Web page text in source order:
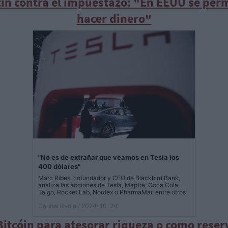
hacer dinero"
"No es de extrañar que veamos en Tesla los
400 dólares"
Marc Ribes, cofundador y CEO de Blackbird Bank,
analiza las acciones de Tesla, Mapfre, Coca Cola,
Talgo, Rocket Lab, Nordex o PharmaMar, entre otros
Capital Radio
/ 2024-10-24
para atesorar riqueza o como